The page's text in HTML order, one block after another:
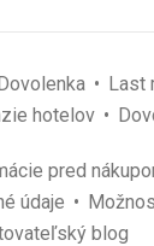
Last
hotelov
pred
údaje
blog